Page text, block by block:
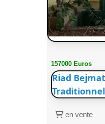
157000 Euros
Riad Bejmat
Traditionnel
en vente